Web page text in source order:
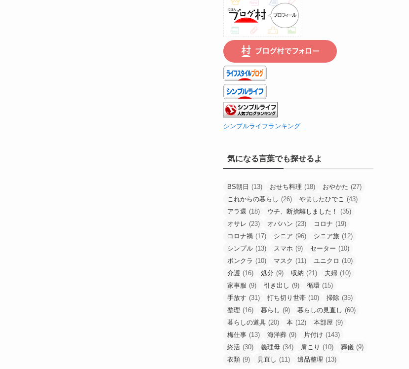
ち
ら
で
シンプルライフランキング
気になる言葉でも探せるよ
BS朝日 (13) おせち料理 (18) おやかた (27)
これからの暮らし (26) やましたひでこ (43)
アラ還 (18) ウチ、断捨離しました！
(35)
オサレ (23) オバハン (23) コロナ (19)
コロナ禍 (17) シニア (96) シニア旅 (12)
シンプル (13) スマホ (9) セーター (10)
ボンクラ (10) マスク (11) ユニクロ (10)
介護 (16) 処分 (9) 収納 (21) 夫婦 (10)
家事服 (9) 引き出し (9) 循環 (15)
手放す (31) 打ち切り世帯 (10) 掃除 (35)
整理 (16) 暮らし (9) 暮らしの見直し (60)
暮らしの道具 (20) 本 (12) 本部屋 (9)
梅仕事 (13) 海洋葬 (9) 片付け (143)
終活 (30) 義理母 (34) 肩こり (10) 葬儀 (9)
衣類 (9) 見直し (11) 遺品整理 (13)